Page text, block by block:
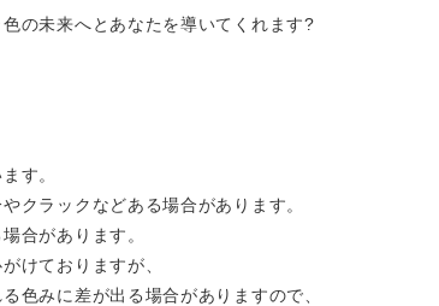
の未来へとあなたを導いてくれます?
す。
クラックなどある場合があります。
合があります。
けておりますが、
色みに差が出る場合がありますので、